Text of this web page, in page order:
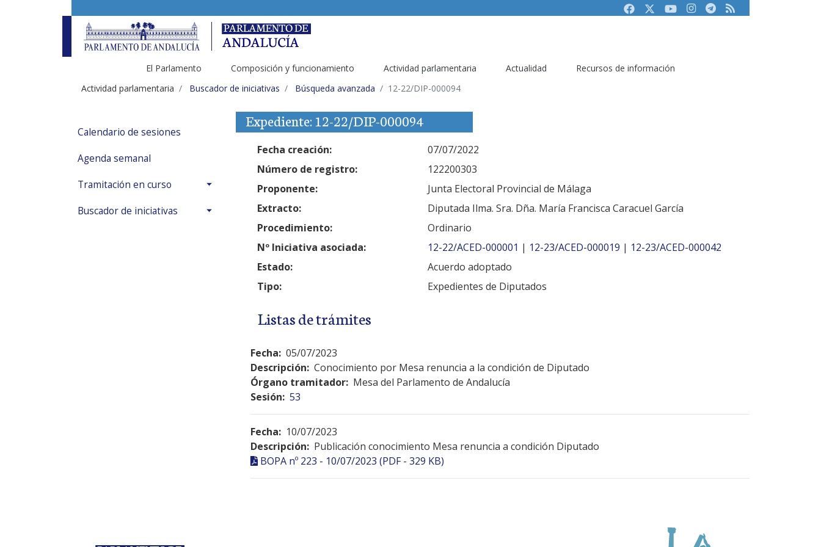
FacebookTwitterYoutubeInstagram
Telegram
RSS
El Parlamento Composición y funcionamiento Actividad parlamentaria Actualidad
Recursos de información
Actividad parlamentaria
Buscador de iniciativas Búsqueda avanzada 12-22/DIP-000094
Calendario de sesiones
Agenda semanal
Tramitación en curso
Buscador de iniciativas
Expediente: 12-22/DIP-000094
Fecha creación:
07/07/2022
Número de registro:
122200303
Proponente:
Junta Electoral Provincial de Málaga
Extracto:
Diputada Ilma. Sra. Dña. María Francisca Caracuel García
Procedimiento:
Ordinario
Nº Iniciativa asociada:
12-22/ACED-000001 | 12-23/ACED-000019 | 12-23/ACED-000042
Estado:
Acuerdo adoptado
Tipo:
Expedientes de Diputados
Listas de trámites
Fecha: 05/07/2023
Descripción: Conocimiento por Mesa renuncia a la condición de Diputado
Órgano tramitador: Mesa del Parlamento de Andalucía
Sesión: 53
Fecha: 10/07/2023
Descripción: Publicación conocimiento Mesa renuncia a condición Diputado
BOPA nº 223 - 10/07/2023 (PDF - 329 KB)